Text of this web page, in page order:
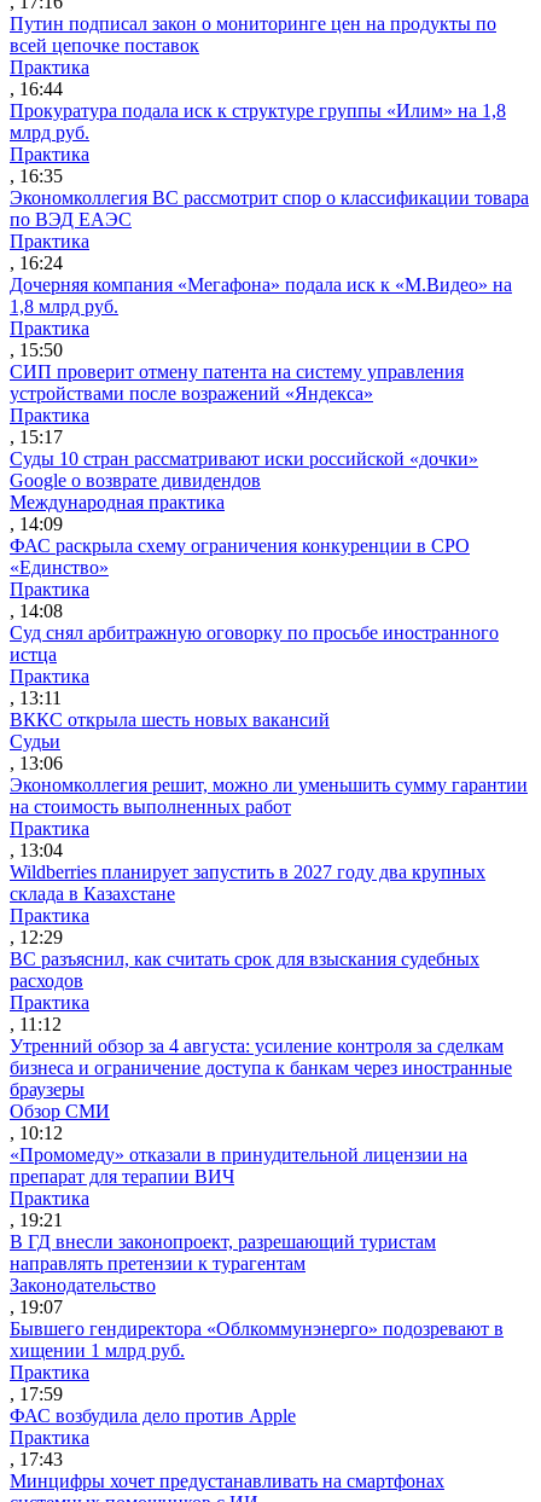
Путин подписал закон о мониторинге цен на продукты по
всей цепочке поставок
Практика
, 16:44
Прокуратура подала иск к структуре группы «Илим» на 1,8
млрд руб.
Практика
, 16:35
Экономколлегия ВС рассмотрит спор о классификации товара
по ВЭД ЕАЭС
Практика
, 16:24
Дочерняя компания «Мегафона» подала иск к «М.Видео» на
1,8 млрд руб.
Практика
, 15:50
СИП проверит отмену патента на систему управления
устройствами после возражений «Яндекса»
Практика
, 15:17
Суды 10 стран рассматривают иски российской «дочки»
Google о возврате дивидендов
Международная практика
, 14:09
ФАС раскрыла схему ограничения конкуренции в СРО
«Единство»
Практика
, 14:08
Суд снял арбитражную оговорку по просьбе иностранного
истца
Практика
, 13:11
ВККС открыла шесть новых вакансий
Судьи
, 13:06
Экономколлегия решит, можно ли уменьшить сумму гарантии
на стоимость выполненных работ
Практика
, 13:04
Wildberries планирует запустить в 2027 году два крупных
склада в Казахстане
Практика
, 12:29
ВС разъяснил, как считать срок для взыскания судебных
расходов
Практика
, 11:12
Утренний обзор за 4 августа: усиление контроля за сделкам
бизнеса и ограничение доступа к банкам через иностранные
браузеры
Обзор СМИ
, 10:12
«Промомеду» отказали в принудительной лицензии на
препарат для терапии ВИЧ
Практика
, 19:21
В ГД внесли законопроект, разрешающий туристам
направлять претензии к турагентам
Законодательство
, 19:07
Бывшего гендиректора «Облкоммунэнерго» подозревают в
хищении 1 млрд руб.
Практика
, 17:59
ФАС возбудила дело против Apple
Практика
, 17:43
Минцифры хочет предустанавливать на смартфонах